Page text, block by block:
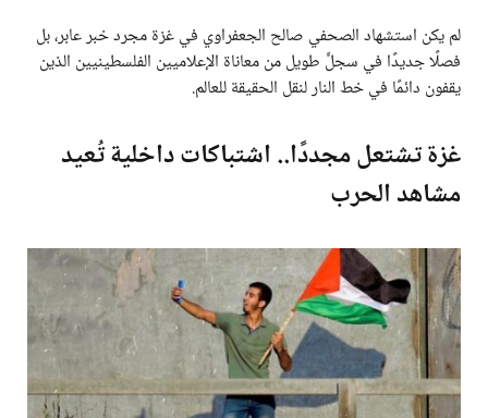
لم يكن استشهاد الصحفي صالح الجعفراوي في غزة مجرد خبر عابر، بل
فصلًا جديدًا في سجلٍّ طويل من معاناة الإعلاميين الفلسطينيين الذين
يقفون دائمًا في خط النار لنقل الحقيقة للعالم.
غزة تشتعل مجددًا.. اشتباكات داخلية تُعيد
مشاهد الحرب